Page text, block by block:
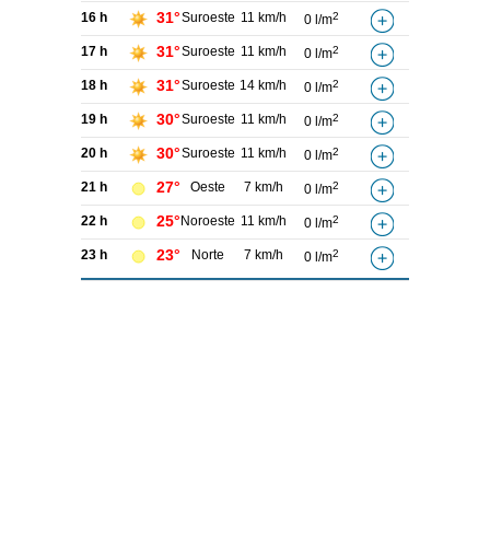
16 h 31°Suroeste 11 km/h 0 l/m2
17 h 31°Suroeste 11 km/h 0 l/m2
18 h 31°Suroeste 14 km/h 0 l/m2
19 h 30°Suroeste 11 km/h 0 l/m2
20 h 30°Suroeste 11 km/h 0 l/m2
21 h 27° Oeste 7 km/h 0 l/m2
22 h 25° Noroeste 11 km/h 0 l/m2
23 h 23° Norte 7 km/h 0 l/m2